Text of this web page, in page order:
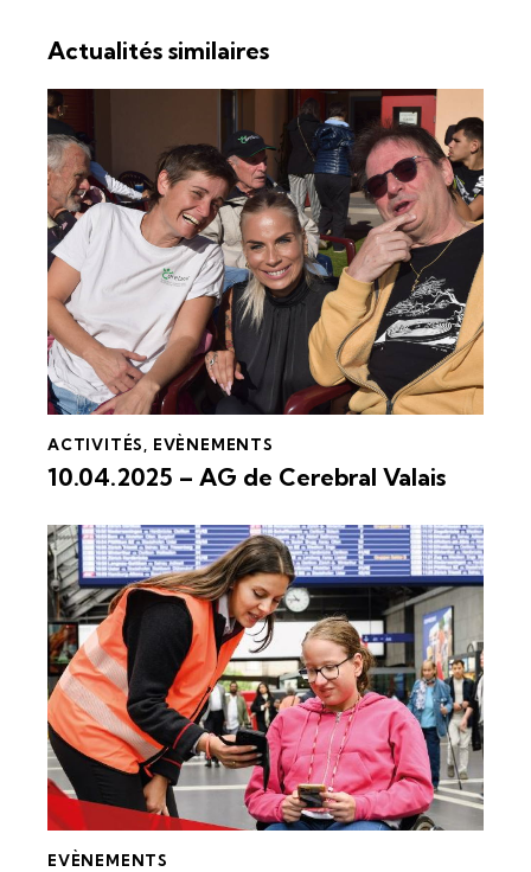
Actualités similaires
ACTIVITÉS EVÈNEMENTS
10.04.2025 – AG de Cerebral Valais
EVÈNEMENTS